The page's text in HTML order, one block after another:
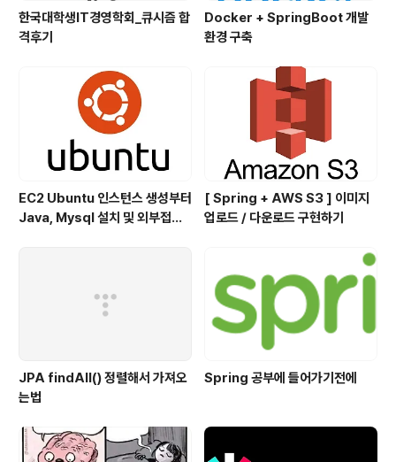
한국대학생IT경영학회_큐시즘 합
격후기
Docker + SpringBoot 개발
환경 구축
EC2 Ubuntu 인스턴스 생성부터
Java, Mysql 설치 및 외부접속
[ Spring + AWS S3 ] 이미지
업로드 / 다운로드 구현하기
JPA findAll() 정렬해서 가져오
는법
Spring 공부에 들어가기전에